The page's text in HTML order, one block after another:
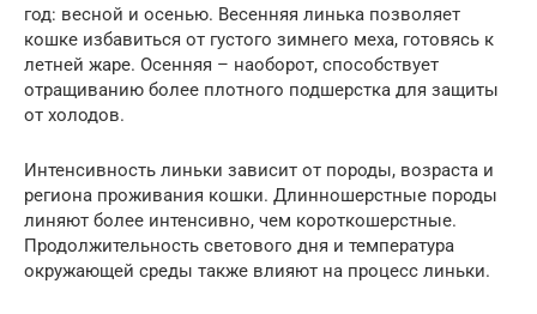
год: весной и осенью. Весенняя линька позволяет
кошке избавиться от густого зимнего меха, готовясь к
летней жаре. Осенняя – наоборот, способствует
отращиванию более плотного подшерстка для защиты
от холодов.
Интенсивность линьки зависит от породы, возраста и
региона проживания кошки. Длинношерстные породы
линяют более интенсивно, чем короткошерстные.
Продолжительность светового дня и температура
окружающей среды также влияют на процесс линьки.